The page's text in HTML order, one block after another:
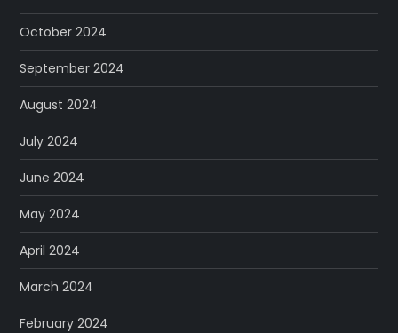
October 2024
September 2024
August 2024
July 2024
June 2024
May 2024
April 2024
March 2024
February 2024